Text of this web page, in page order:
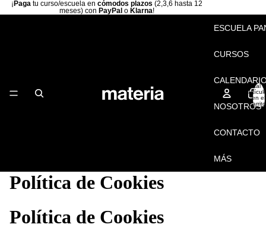
¡ Paga tu curso/escuela en cómodos plazos (2,3,6 hasta 12
meses) con PayPal o Klarna!
ESCUELA
CURSOS
NOSOTROS
CONTACTO
MÁS
Total
en el
0
Política de Cookies
Política de Cookies